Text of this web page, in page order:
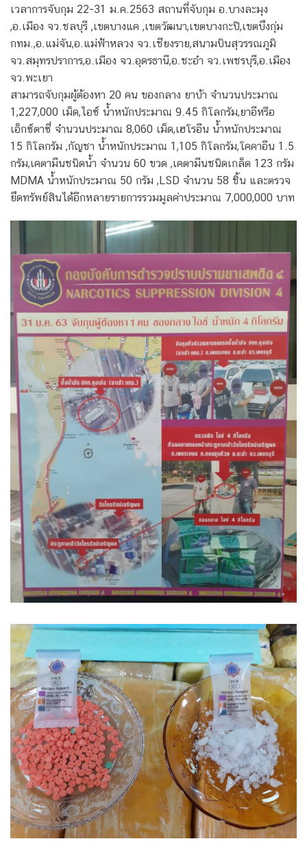
เวลาการจับกุม 22-31 ม.ค.2563 สถานที่จับกุม อ.บางละมุง
,อ.เมือง จว.ชลบุรี ,เขตบางแค ,เขตวัฒนา,เขตบางกะปิ,เขตบึงกุ่ม
กทม.,อ.แม่จัน,อ.แม่ฟ้าหลวง จว.เชียงราย,สนามบินสุวรรณภูมิ
จว.สมุทรปราการ,อ.เมือง จว.อุดรธานี,อ.ชะอำ จว.เพชรบุรี,อ.เมือง
จว.พะเยา
สามารถจับกุมผู้ต้องหา 20 คน ของกลาง ยาบ้า จำนวนประมาณ
1,227,000 เม็ด,ไอซ์ น้ำหนักประมาณ 9.45 กิโลกรัม,ยาอีหรือ
เอ็กซ์ตาซี่ จำนวนประมาณ 8,060 เม็ด,เฮโรอีน น้ำหนักประมาณ
15 กิโลกรัม ,กัญชา น้ำหนักประมาณ 1,105 กิโลกรัม,โคคาอีน 1.5
กรัม,เคตามีนชนิดน้ำ จำนวน 60 ขวด ,เคตามีนชนิดเกล็ด 123 กรัม
MDMA น้ำหนักประมาณ 50 กรัม ,LSD จำนวน 58 ชิ้น และตรวจ
ยึดทรัพย์สินได้อีกหลายรายการรวมมูลค่าประมาณ 7,000,000 บาท